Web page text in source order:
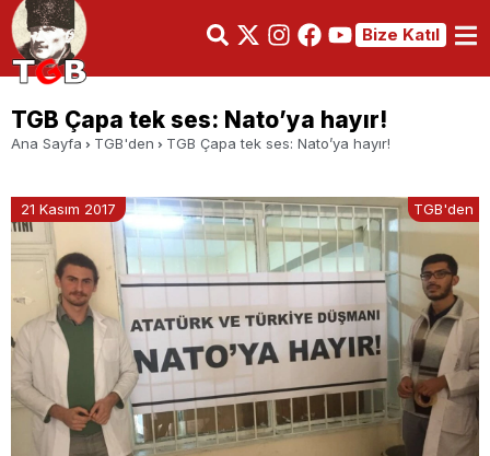
Bize Katıl
TGB Çapa tek ses: Nato’ya hayır!
Ana Sayfa TGB'den TGB Çapa tek ses: Nato’ya hayır!
21 Kasım 2017 TGB'den